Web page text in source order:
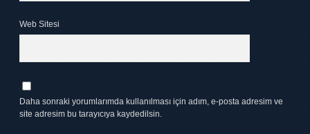
Web Sitesi
Daha sonraki yorumlarımda kullanılması için adım, e-posta adresim ve
site adresim bu tarayıcıya kaydedilsin.